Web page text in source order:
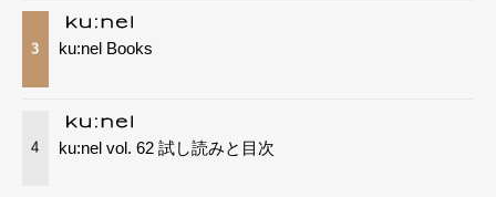
3 ku:nel Books
4 ku:nel vol. 62 試し読みと目次